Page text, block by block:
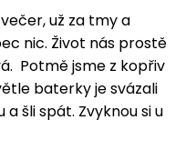
už za tmy a
nic. Život nás prostě
Potmě jsme z kopřiv
baterky je svázali
šli spát. Zvyknou si u